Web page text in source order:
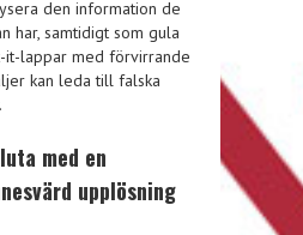
den information de
har, samtidigt som gula
it-lappar med förvirrande
kan leda till falska
med en
upplösning